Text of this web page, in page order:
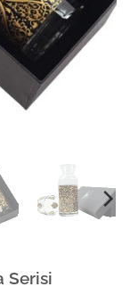
Serisi